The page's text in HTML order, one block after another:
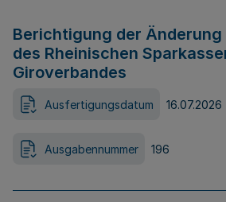
Berichtigung der Änderung
des Rheinischen
Giroverbandes
Ausfertigungsdatum 16.07.2026
Ausgabennummer 196